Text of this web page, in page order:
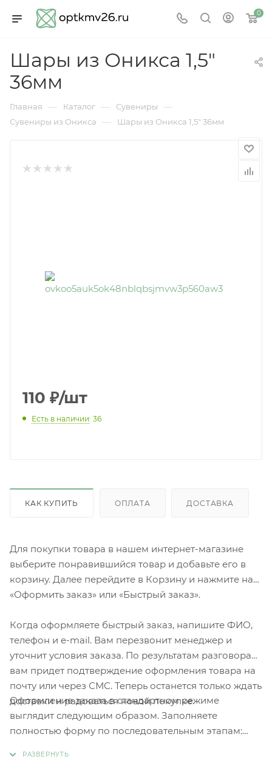
0
Шары из Оникса 1,5"
36мм
Главная — Каталог — Сувениры —
Сувениры из Оникса — Шары из Оникса 1,5" 36мм
110 ₽/шт
Есть в наличии: 36
КАК КУПИТЬ ОПЛАТА ДОСТАВКА
Для покупки товара в нашем интернет-магазине
выберите понравившийся товар и добавьте его в
корзину. Далее перейдите в Корзину и нажмите на
«Оформить заказ» или «Быстрый заказ».
Когда оформляете быстрый заказ, напишите ФИО,
телефон и e-mail. Вам перезвонит менеджер и
уточнит условия заказа. По результатам разговора
вам придет подтверждение оформления товара на
почту или через СМС. Теперь останется только ждать
доставки и радоваться новой покупке.
Оформление заказа в стандартном режиме
выглядит следующим образом. Заполняете
полностью форму по последовательным этапам: